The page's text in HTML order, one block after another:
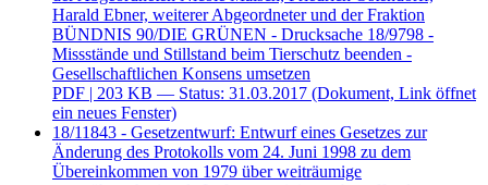
Harald Ebner, weiterer Abgeordneter und der Fraktion
BÜNDNIS 90/DIE GRÜNEN - Drucksache 18/9798 -
Missstände und Stillstand beim Tierschutz beenden -
Gesellschaftlichen Konsens umsetzen
PDF | 203 KB — Status: 31.03.2017 (Dokument, Link öffnet
ein neues Fenster)
18/11843 - Gesetzentwurf: Entwurf eines Gesetzes zur
Änderung des Protokolls vom 24. Juni 1998 zu dem
Übereinkommen von 1979 über weiträumige